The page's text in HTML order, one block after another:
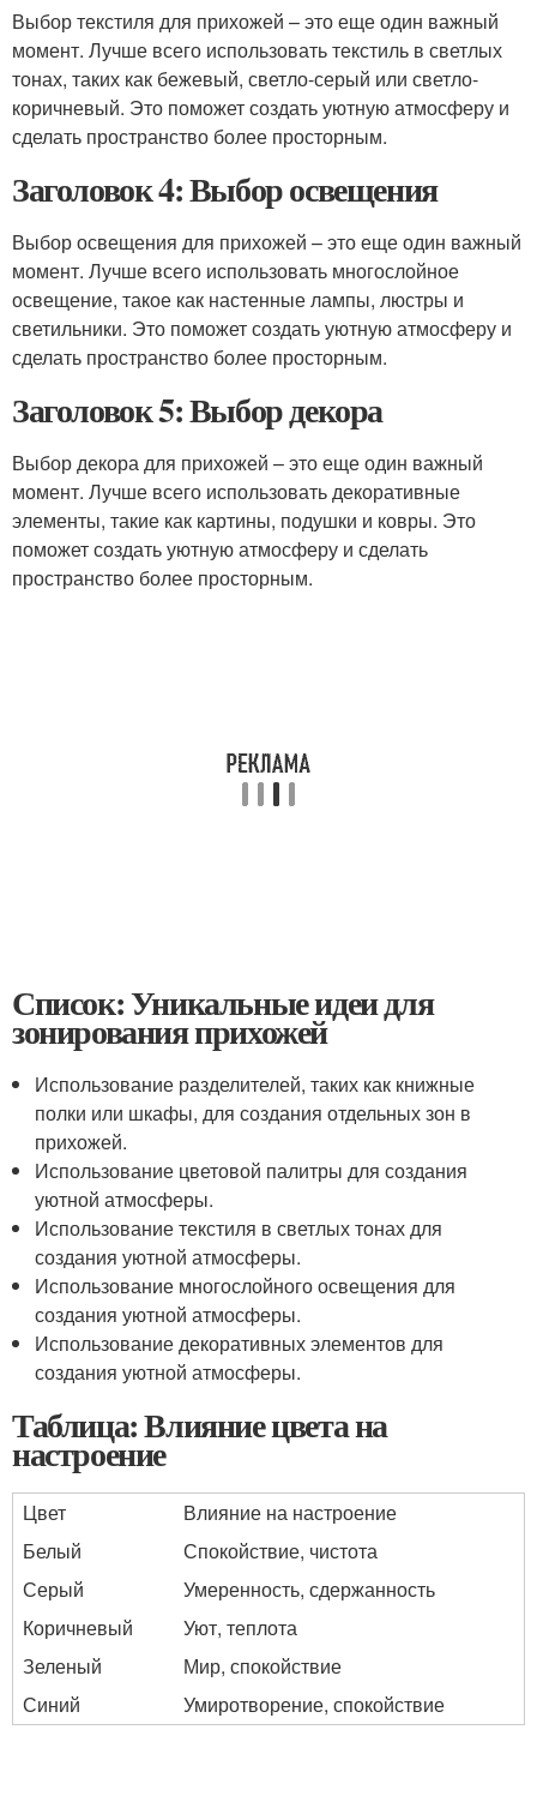
Выбор текстиля для прихожей – это еще один важный
момент. Лучше всего использовать текстиль в светлых
тонах, таких как бежевый, светло-серый или светло-
коричневый. Это поможет создать уютную атмосферу и
сделать пространство более просторным.
Заголовок 4: Выбор освещения
Выбор освещения для прихожей – это еще один важный
момент. Лучше всего использовать многослойное
освещение, такое как настенные лампы, люстры и
светильники. Это поможет создать уютную атмосферу и
сделать пространство более просторным.
Заголовок 5: Выбор декора
Выбор декора для прихожей – это еще один важный
момент. Лучше всего использовать декоративные
элементы, такие как картины, подушки и ковры. Это
поможет создать уютную атмосферу и сделать
пространство более просторным.
Список: Уникальные идеи для
зонирования прихожей
Использование разделителей, таких как книжные
полки или шкафы, для создания отдельных зон в
прихожей.
Использование цветовой палитры для создания
уютной атмосферы.
Использование текстиля в светлых тонах для
создания уютной атмосферы.
Использование многослойного освещения для
создания уютной атмосферы.
Использование декоративных элементов для
создания уютной атмосферы.
Таблица: Влияние цвета на
настроение
Цвет
Влияние на настроение
Белый
Спокойствие, чистота
Серый
Умеренность, сдержанность
Коричневый
Уют, теплота
Зеленый
Мир, спокойствие
Синий
Умиротворение, спокойствие